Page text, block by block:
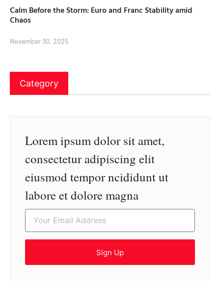
Calm Before the Storm: Euro and Franc Stability amid
Chaos
November 30, 2025
Category
Lorem ipsum dolor sit amet,
consectetur adipiscing elit
eiusmod tempor ncididunt ut
labore et dolore magna
Sign Up